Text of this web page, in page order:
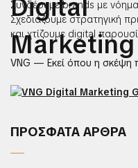
Συνδέουμε brands με νόημα
Σχεδιάζουμε στρατηγική
και χτίζουμε digital
VNG — Εκεί όπου η σκέψη
ΠΡΟΣΦΑΤΑ ΑΡΘΡΑ